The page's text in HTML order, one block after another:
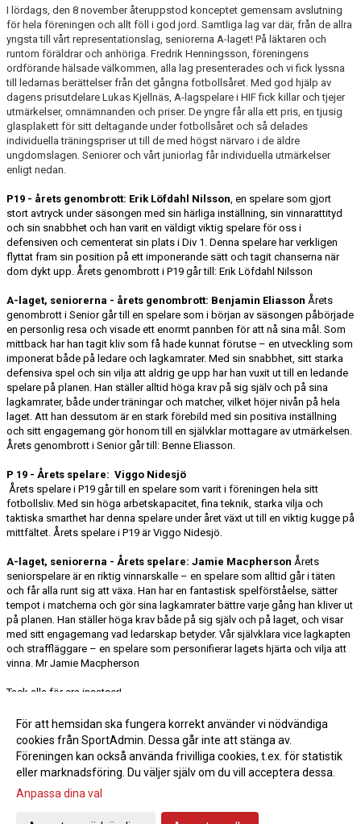
I lördags, den 8 november återuppstod konceptet gemensam avslutning
för hela föreningen och allt föll i god jord. Samtliga lag var där, från de allra
yngsta till vårt representationslag, seniorerna A-laget! På läktaren och
runtom föräldrar och anhöriga. Fredrik Henningsson, föreningens
ordförande hälsade välkommen, alla lag presenterades och vi fick lyssna
till ledarnas berättelser från det gångna fotbollsåret. Med god hjälp av
dagens prisutdelare Lukas Kjellnäs, A-lagspelare i HIF fick killar och tjejer
utmärkelser, omnämnanden och priser. De yngre får alla ett pris, en tjusig
glasplakett för sitt deltagande under fotbollsåret och så delades
individuella träningspriser ut till de med högst närvaro i de äldre
ungdomslagen. Seniorer och vårt juniorlag får individuella utmärkelser
enligt nedan.
P19 - årets genombrott: Erik Löfdahl Nilsson, en spelare som gjort
stort avtryck under säsongen med sin härliga inställning, sin vinnarattityd
och sin snabbhet och han varit en väldigt viktig spelare för oss i
defensiven och cementerat sin plats i Div 1. Denna spelare har verkligen
flyttat fram sin position på ett imponerande sätt och tagit chanserna när
dom dykt upp. Årets genombrott i P19 går till: Erik Löfdahl Nilsson
A-laget, seniorerna - årets genombrott: Benjamin Eliasson Årets
genombrott i Senior går till en spelare som i början av säsongen påbörjade
en personlig resa och visade ett enormt pannben för att nå sina mål. Som
mittback har han tagit kliv som få hade kunnat förutse – en utveckling som
imponerat både på ledare och lagkamrater. Med sin snabbhet, sitt starka
defensiva spel och sin vilja att aldrig ge upp har han vuxit ut till en ledande
spelare på planen. Han ställer alltid höga krav på sig själv och på sina
lagkamrater, både under träningar och matcher, vilket höjer nivån på hela
laget. Att han dessutom är en stark förebild med sin positiva inställning
och sitt engagemang gör honom till en självklar mottagare av utmärkelsen.
Årets genombrott i Senior går till: Benne Eliasson.
P 19 - Årets spelare: Viggo Nidesjö
Årets spelare i P19 går till en spelare som varit i föreningen hela sitt
fotbollsliv. Med sin höga arbetskapacitet, fina teknik, starka vilja och
taktiska smarthet har denna spelare under året växt ut till en viktig kugge på
mittfältet. Årets spelare i P19 är Viggo Nidesjö.
A-laget, seniorerna - Årets spelare: Jamie Macpherson Årets
seniorspelare är en riktig vinnarskalle – en spelare som alltid går i täten
och får alla runt sig att växa. Han har en fantastisk spelförståelse, sätter
tempot i matcherna och gör sina lagkamrater bättre varje gång han kliver ut
på planen. Han ställer höga krav både på sig själv och på laget, och visar
med sitt engagemang vad ledarskap betyder. Vår självklara vice lagkapten
och straffläggare – en spelare som personifierar lagets hjärta och vilja att
vinna. Mr Jamie Macpherson
Tack alla för era insatser!
Fler nyheter >>
Gå till Webbversion
För att hemsidan ska fungera korrekt använder vi nödvändiga
cookies från SportAdmin. Dessa går inte att stänga av.
Föreningen kan också använda frivilliga cookies, t.ex. för statistik
eller marknadsföring. Du väljer själv om du vill acceptera dessa.
Anpassa dina val